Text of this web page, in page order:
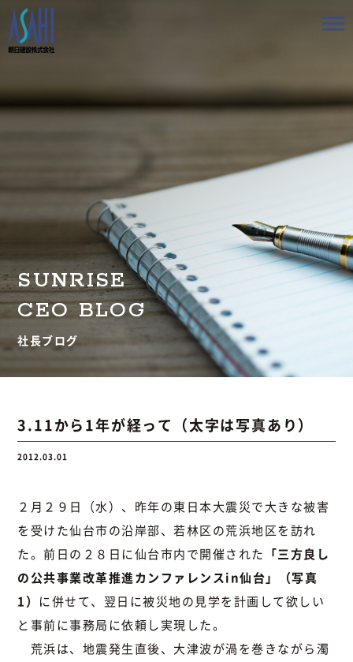
私たちの想いと強み
会社情報
お知らせ
お問い合わせ
SUNRISE
CEO BLOG
社長ブログ
3.11から1年が経って（太字は写真あり）
2012.03.01
２月２９日（水）、昨年の東日本大震災で大きな被害
を受けた仙台市の沿岸部、若林区の荒浜地区を訪れ
た。前日の２８日に仙台市内で開催された 「三方良し
の公共事業改革推進カンファレンスin仙台」（写真
1） に併せて、翌日に被災地の見学を計画して欲しい
と事前に事務局に依頼し実現した。
荒浜は、地震発生直後、大津波が渦を巻きながら濁